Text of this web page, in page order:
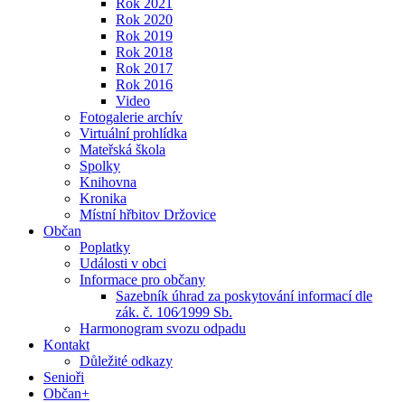
Rok 2021
Rok 2020
Rok 2019
Rok 2018
Rok 2017
Rok 2016
Video
Fotogalerie archív
Virtuální prohlídka
Mateřská škola
Spolky
Knihovna
Kronika
Místní hřbitov Držovice
Občan
Poplatky
Události v obci
Informace pro občany
Sazebník úhrad za poskytování informací dle
zák. č. 106⁄1999 Sb.
Harmonogram svozu odpadu
Kontakt
Důležité odkazy
Senioři
Občan+